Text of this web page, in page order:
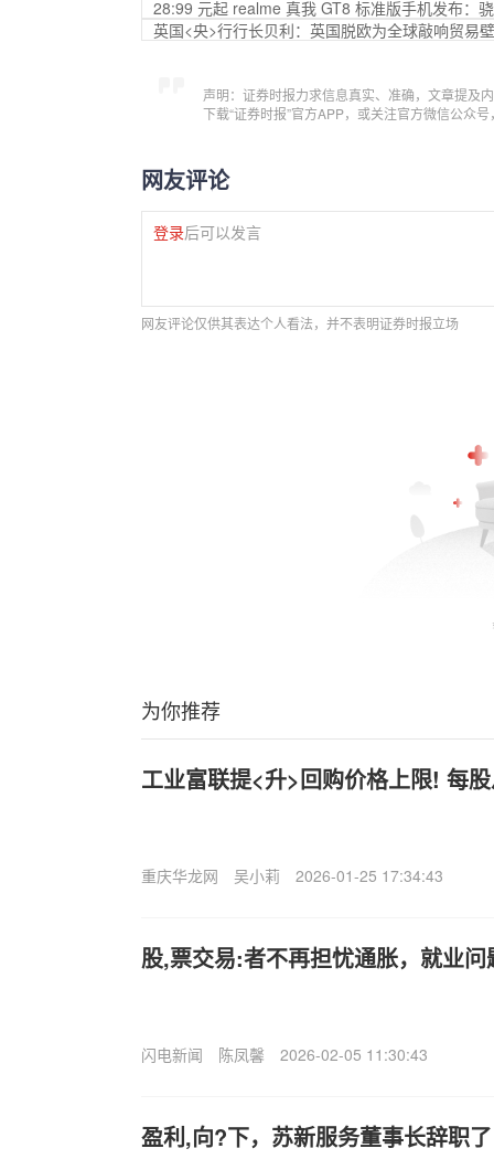
28:99 元起 realme 真我 GT8 标准版手机发布：
英国<央>行行长贝利：英国脱欧为全球敲响贸易
声明：证券时报力求信息真实、准确，文章提及
下载“证券时报”官方APP，或关注官方微信公众
网友评论
登录后可以发言
网友评论仅供其表达个人看法，并不表明证券时报立场
为你推荐
工业富联提<升>回购价格上限! 每
重庆华龙网 吴小莉 2026-01-25 17:34:43
股,票交易:者不再担忧通胀，就业
闪电新闻 陈凤馨 2026-02-05 11:30:43
盈利,向?下，苏新服务董事长辞职了